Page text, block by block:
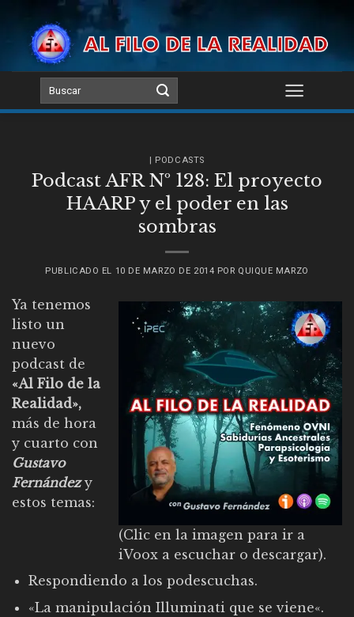
content
| PODCASTS
Podcast AFR Nº 128: El proyecto
HAARP y el poder en las
sombras
PUBLICADO EL 10 DE MARZO DE 2014 POR QUIQUE MARZO
(Clic en la imagen para ir a
iVoox a escuchar o descargar).
Ya tenemos
listo un
nuevo
podcast de
«Al Filo de la
Realidad»,
más de hora
y cuarto con
Gustavo
Fernándezy
estos temas:
Respondiendo a los podescuchas.
«La manipulación Illuminati que se viene«.